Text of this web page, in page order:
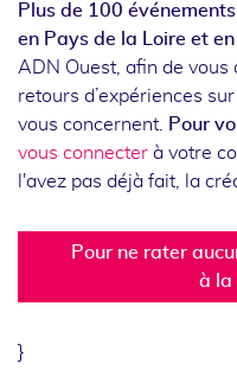
Plus de 100
en Pays de la Loire et
ADN Ouest, afin de
retours d’expériences
vous concernent.
Pour
vous connecter à votre
l'avez pas déjà fait, la
Pour ne rater
à la
}